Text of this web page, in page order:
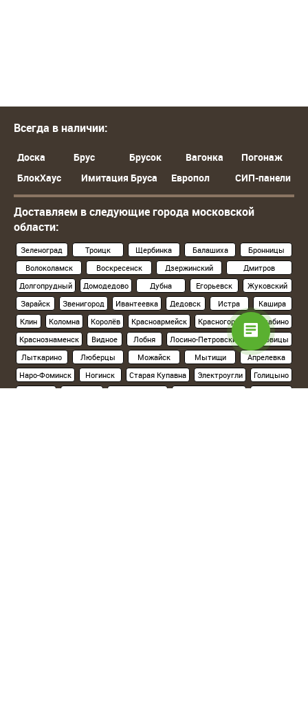
Всегда в наличии:
Доска Брус Брусок Вагонка
Погонаж
БлокХаус
Имитация Бруса Европол СИП-панели
Доставляем в следующие города московской
области:
Зеленоград Троицк Щербинка Балашиха
Бронницы
Волоколамск
Воскресенск Дзержинский
Дмитров
Долгопрудный
Домодедово Дубна Егорьевск
Жуковский
Зарайск
Звенигород Ивантеевка Дедовск Истра
Кашира
Клин
Коломна Королёв Красноармейск Красногорск
Нахабино
Краснознаменск
Видное Лобня Лосино-Петровский
Луховицы
Лыткарино
Люберцы Можайск Мытищи
Апрелевка
Наро-Фоминск
Ногинск Старая Купавна Электроугли
Голицыно